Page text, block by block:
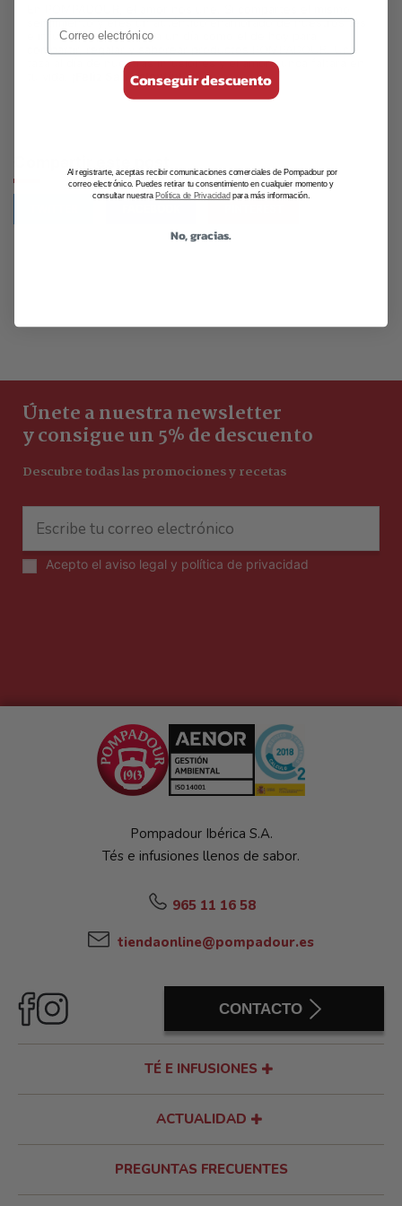
sentimiento y eres un auténtico enamorado de nuestros tés
e infusiones, aprovecha un día como el de hoy para
compartir, regalar y saborear productos POMPADOUR. Una
taza al día de nuestras infusiones y el amor nunca faltará en
¡Feliz San Valentín!
Únete a nuestra newsletter
y consigue un 5% de descuento
Descubre todas las promociones y recetas
Acepto el aviso legal y política de privacidad
Pompadour Ibérica S.A.
Tés e infusiones llenos de sabor.
965 11 16 58
tiendaonline@pompadour.es
CONTACTO
TÉ E INFUSIONES
ACTUALIDAD
PREGUNTAS FRECUENTES
Conseguir descuento
Al registrarte, aceptas recibir comunicaciones comerciales de Pompadour por
correo electrónico. Puedes retirar tu consentimiento en cualquier momento y
consultar nuestra Política de Privacidad para más información.
No, gracias.